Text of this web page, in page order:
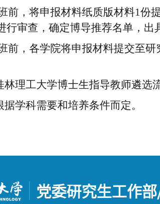
前，将申报材料纸质版材料1份
行审查，确定博导推荐名单，出
前，各学院将申报材料提交至研
理工大学博士生指导教师遴选
学科需要和培养条件而定。
党委研究生工作